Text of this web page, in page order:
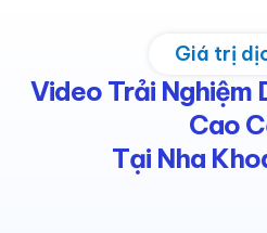
Giá trị
Video Trải Nghiệm
Cao
Tại Nha